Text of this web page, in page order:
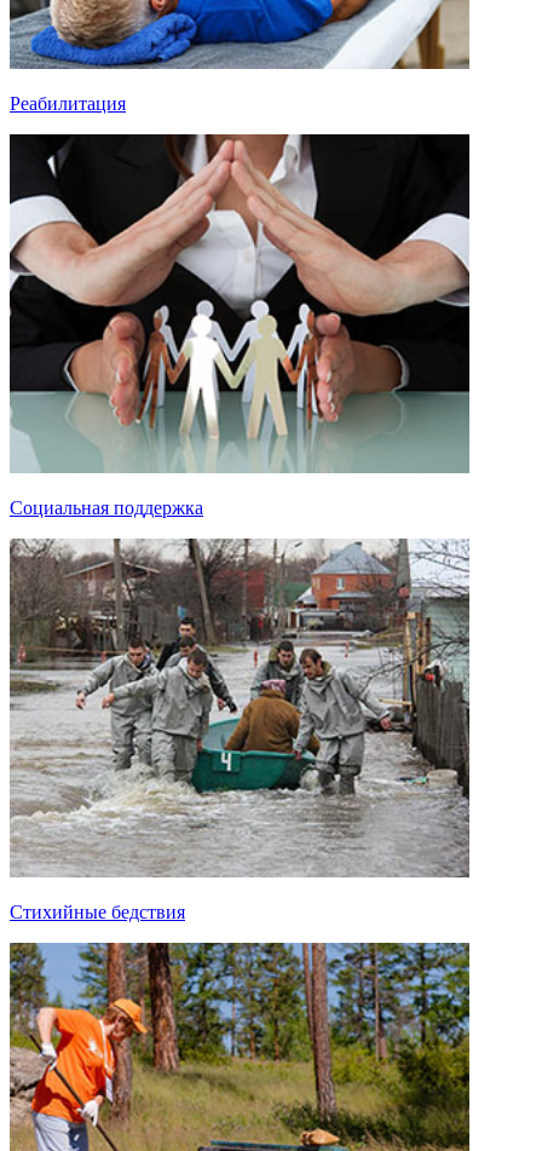
Реабилитация
Социальная поддержка
Стихийные бедствия